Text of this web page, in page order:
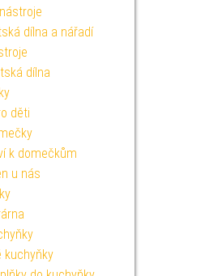
dílna a nářadí
dílna
děti
k domečkům
u nás
kuchyňky